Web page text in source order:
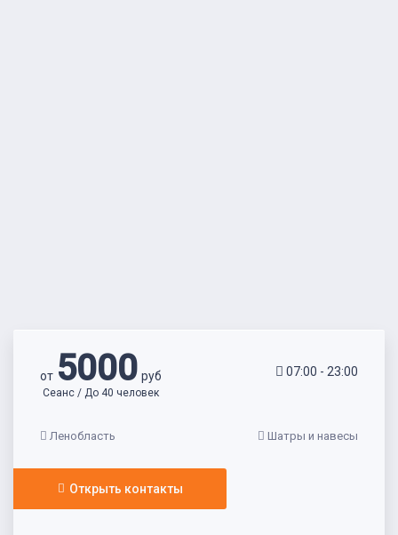
от 5000руб
Сеанс / До 40 человек
07:00 - 23:00
Ленобласть Шатры и навесы
Открыть контакты